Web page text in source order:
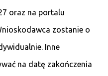
oraz na portalu
zostanie o
Inne
na datę zakończenia